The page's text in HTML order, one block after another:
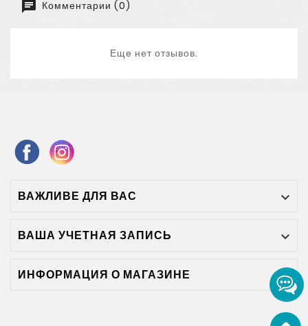
Комментарии (0)
Еще нет отзывов.
ВАЖЛИВЕ ДЛЯ ВАС 
ВАША УЧЕТНАЯ ЗАПИСЬ 
ИНФОРМАЦИЯ О МАГАЗИНЕ 